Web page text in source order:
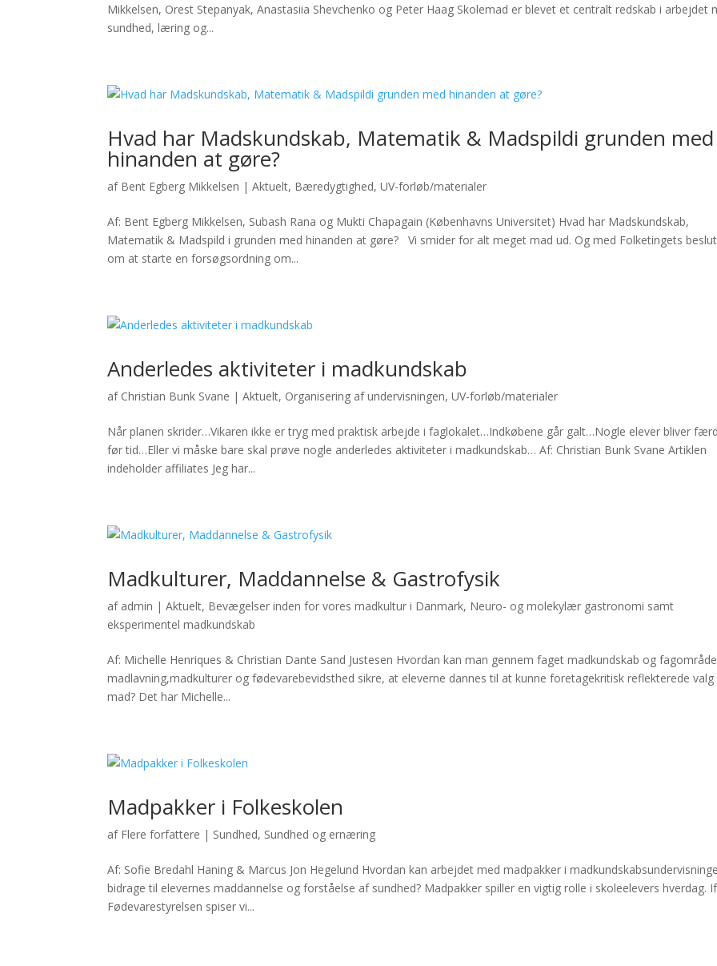
Mikkelsen, Orest Stepanyak, Anastasiia Shevchenko og Peter Haag Skolemad er blevet et centralt redskab i arbejdet
sundhed, læring og...
Hvad har Madskundskab, Matematik & Madspildi grunden med
hinanden at gøre?
af Bent Egberg Mikkelsen |Aktuelt, Bæredygtighed,UV-forløb/materialer
Af: Bent Egberg Mikkelsen, Subash Rana og Mukti Chapagain (Københavns Universitet) Hvad har Madskundskab,
Matematik & Madspild i grunden med hinanden at gøre? Vi smider for alt meget mad ud. Og med Folketingets
om at starte en forsøgsordning om...
Anderledes aktiviteter i madkundskab
af Christian Bunk Svane |Aktuelt, Organisering af undervisningen,UV-forløb/materialer
Når planen skrider…Vikaren ikke er tryg med praktisk arbejde i faglokalet…Indkøbene går galt…Nogle elever bliver
før tid…Eller vi måske bare skal prøve nogle anderledes aktiviteter i madkundskab… Af: Christian Bunk Svane Artiklen
indeholder affiliates Jeg har...
Madkulturer, Maddannelse & Gastrofysik
af admin |Aktuelt, Bevægelser inden for vores madkultur i Danmark, Neuro- og molekylær gastronomi samt
eksperimentel madkundskab
Af: Michelle Henriques & Christian Dante Sand Justesen Hvordan kan man gennem faget madkundskab og
madlavning,madkulturer og fødevarebevidsthed sikre, at eleverne dannes til at kunne foretagekritisk reflekterede
mad? Det har Michelle...
Madpakker i Folkeskolen
af Flere forfattere | Sundhed, Sundhed og ernæring
Af: Sofie Bredahl Haning & Marcus Jon Hegelund Hvordan kan arbejdet med madpakker i
bidrage til elevernes maddannelse og forståelse af sundhed? Madpakker spiller en vigtig rolle i skoleelevers hverdag.
Fødevarestyrelsen spiser vi...